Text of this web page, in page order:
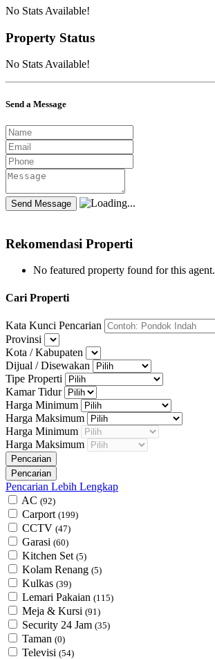
No Stats Available!
Property Status
No Stats Available!
Send a Message
Rekomendasi Properti
No featured property found for this agent.
Cari Properti
Kata Kunci Pencarian
Provinsi
Kota / Kabupaten
Dijual / Disewakan
Tipe Properti
Kamar Tidur
Harga Minimum
Harga Maksimum
Harga Minimum
Harga Maksimum
Pencarian Lebih Lengkap
AC (92)
Carport (199)
CCTV (47)
Garasi (60)
Kitchen Set (5)
Kolam Renang (5)
Kulkas (39)
Lemari Pakaian (115)
Meja & Kursi (91)
Security 24 Jam (35)
Taman (0)
Televisi (54)